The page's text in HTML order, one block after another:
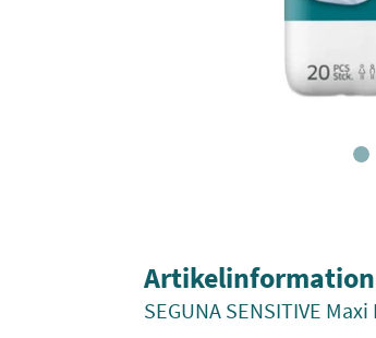
SEGUNA SENSITIVE